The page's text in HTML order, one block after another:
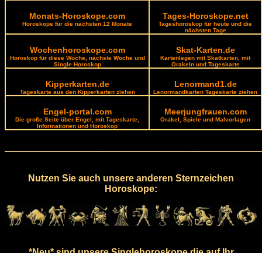
Monats-Horoskope.com
Horoskope für die nächsten 12 Monate
Tages-Horoskope.net
Tageshoroskop für heute und die
nächsten Tage
Wochenhoroskope.com
Horoskop für diese Woche, nächste Woche und
Single Horoskop
Skat-Karten.de
Kartenlegen mit Skatkarten, mit
Orakeln und Tageskarte
Kipperkarten.de
Tageskarte aus den Kipperkarten ziehen
Lenormand1.de
Lenormandkarten Tageskarte ziehen
Engel-portal.com
Die große Seite über Engel, mit Tageskarte,
Informationen und Horoskop
Meerjungfrauen.com
Orakel, Spiele und Malvorlagen
Nutzen Sie auch unsere anderen Sternzeichen
Horoskope: